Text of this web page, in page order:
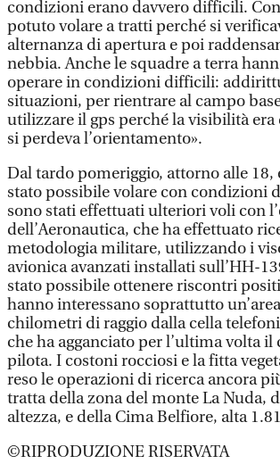
condizioni erano davvero difficili.
potuto volare a tratti perché si
alternanza di apertura e poi
nebbia. Anche le squadre a terra
operare in condizioni difficili:
situazioni, per rientrare al campo
utilizzare il gps perché la visibilità
si perdeva l’orientamento».
Dal tardo pomeriggio, attorno alle 18,
stato possibile volare con condizioni
sono stati effettuati ulteriori voli con
dell’Aeronautica, che ha effettuato
metodologia militare, utilizzando i
avionica avanzati installati sull’HH-
stato possibile ottenere riscontri
hanno interessano soprattutto
chilometri di raggio dalla cella
che ha agganciato per l’ultima volta il
pilota. I costoni rocciosi e la fitta
reso le operazioni di ricerca ancora
tratta della zona del monte La Nuda,
altezza, e della Cima Belfiore, alta
©RIPRODUZIONE RISERVATA